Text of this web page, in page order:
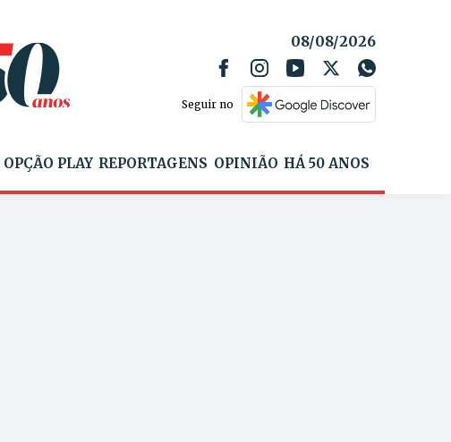
08/08/2026
Seguir no
OPÇÃO PLAY REPORTAGENS OPINIÃO HÁ 50 ANOS